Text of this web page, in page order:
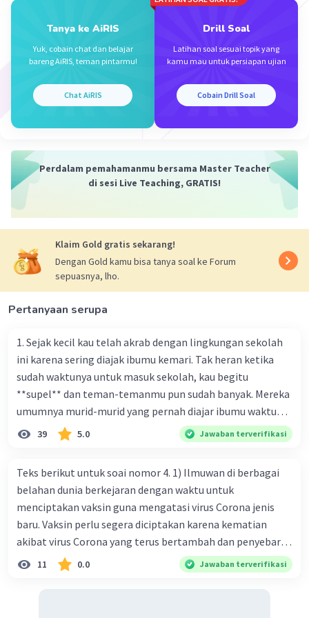
Level 1
03 Desember 2023 03:20
B.sehingga bangsa Indonesia harus memperkokoh
(0 Balas
Tanya ke AiRIS
Yuk, cobain chat dan belajar
bareng AiRIS, teman pintarmu!
Chat AiRIS
Drill Soal
Latihan soal sesuai topik yang
kamu mau untuk persiapan ujian
Cobain Drill Soal
Perdalam pemahamanmu bersama Master Teacher
di sesi Live Teaching, GRATIS!
Klaim Gold gratis sekarang!
Dengan Gold kamu bisa tanya soal ke Forum
sepuasnya, lho.
Pertanyaan serupa
1. Sejak kecil kau telah akrab dengan lingkungan sekolah
ini karena sering diajak ibumu kemari. Tak heran ketika
sudah waktunya untuk masuk sekolah, kau begitu
**supel** dan teman-temanmu pun sudah banyak. Mereka
umumnya murid-murid yang pernah diajar ibumu waktu
kelas satu. Sedangkan aku? Aku waktu itu baru saja pindah
ke kota kecil ini. Makna kata bercetak tebal dalam kutipan
baik
39 5.0 Jawaban terverifikasi
Teks berikut untuk soai nomor 4. 1) Ilmuwan di berbagai
belahan dunia berkejaran dengan waktu untuk
menciptakan vaksin guna mengatasi virus Corona jenis
baru. Vaksin perlu segera diciptakan karena kematian
akibat virus Corona yang terus bertambah dan penyebaran
virus yang kian meluas. 2) Pada Jum'at (7-2-2020), Komisi
Kesehatan Nasional Cina mencatat jumlah kematian
11 0.0 Jawaban terverifikasi